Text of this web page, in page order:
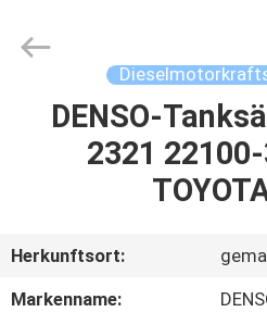
HAUS
PRODUKTE
ÜBER
UNS
Parts
Co.,LTD.
DENSO-
2321
Herkunftsort:
Markenname: